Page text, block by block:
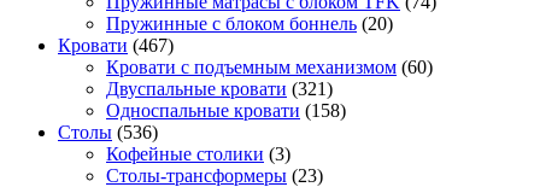
Пружинные с блоком боннель (20)
Кровати (467)
Кровати с подъемным механизмом (60)
Двуспальные кровати (321)
Односпальные кровати (158)
Столы (536)
Кофейные столики (3)
Столы-трансформеры (23)